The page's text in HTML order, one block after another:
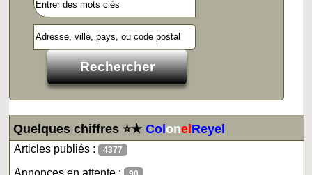
Quelques chiffres ⭐★ColonelReyel
Articles publiés : 4377
Annonces en attente :